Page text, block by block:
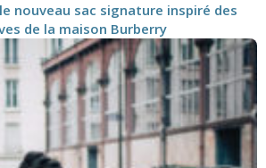
nouveau sac signature inspiré des
de la maison Burberry